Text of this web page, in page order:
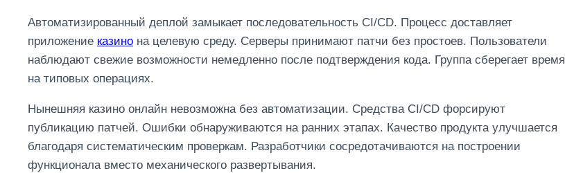
Автоматизированный деплой замыкает последовательность CI/CD. Процесс доставляет
приложение казино на целевую среду. Серверы принимают патчи без простоев. Пользователи
наблюдают свежие возможности немедленно после подтверждения кода. Группа сберегает время
на типовых операциях.
Нынешняя казино онлайн невозможна без автоматизации. Средства CI/CD форсируют
публикацию патчей. Ошибки обнаруживаются на ранних этапах. Качество продукта улучшается
благодаря систематическим проверкам. Разработчики сосредотачиваются на построении
функционала вместо механического развертывания.